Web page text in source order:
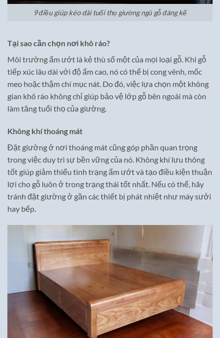
9 điều giúp kéo dài tuổi thọ giường ngủ gỗ đáng kể
Tại sao cần chọn nơi khô ráo?
Môi trường ẩm ướt là kẻ thù số một của mọi loại gỗ. Khi gỗ
tiếp xúc lâu dài với độ ẩm cao, nó có thể bị cong vênh, mốc
meo hoặc thậm chí mục nát. Do đó, việc lựa chọn một không
gian khô ráo không chỉ giúp bảo vệ lớp gỗ bên ngoài mà còn
làm tăng tuổi thọ của giường.
Không khí thoáng mát
Đặt giường ở nơi thoáng mát cũng góp phần quan trọng
trong việc duy trì sự bền vững của nó. Không khí lưu thông
tốt giúp giảm thiểu tình trạng ẩm ướt và tạo điều kiện thuận
lợi cho gỗ luôn ở trong trạng thái tốt nhất. Nếu có thể, hãy
tránh đặt giường ở gần các thiết bị phát nhiệt như máy sưởi
hay bếp.